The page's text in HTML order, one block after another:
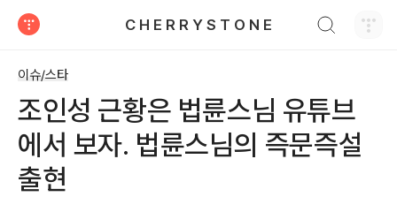
C H E R R Y S T O N E
이슈/스타
조인성 근황은 법륜스님 유튜브
에서 보자. 법륜스님의 즉문즉설
출현